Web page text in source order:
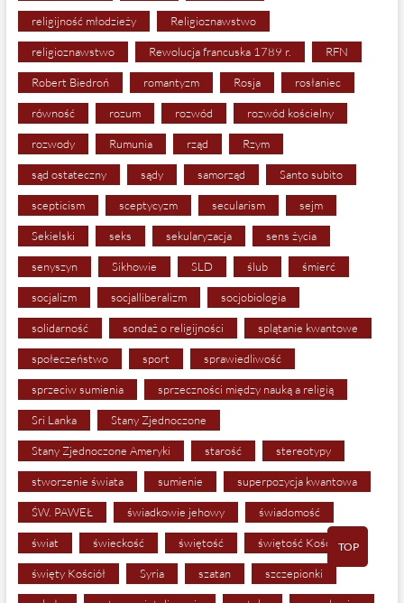
religijność młodzieży Religioznawstwo
religioznawstwo Rewolucja francuska 1789 r. RFN
Robert Biedroń romantyzm Rosja rosłaniec
równość rozum rozwód rozwód kościelny
rozwody Rumunia rząd Rzym
sąd ostateczny sądy samorząd Santo subito
scepticism sceptycyzm secularism sejm
Sekielski seks sekularyzacja sens życia
senyszyn Sikhowie SLD ślub śmierć
socjalizm socjalliberalizm socjobiologia
solidarność sondaż o religijności splątanie kwantowe
społeczeństwo sport sprawiedliwość
sprzeciw sumienia sprzeczności między nauką a religią
Sri Lanka Stany Zjednoczone
Stany Zjednoczone Ameryki starość stereotypy
stworzenie świata sumienie superpozycja kwantowa
ŚW. PAWEŁ świadkowie jehowy świadomość
świat świeckość świętość świętość Kościoła
święty Kościół Syria szatan szczepionki
TOP